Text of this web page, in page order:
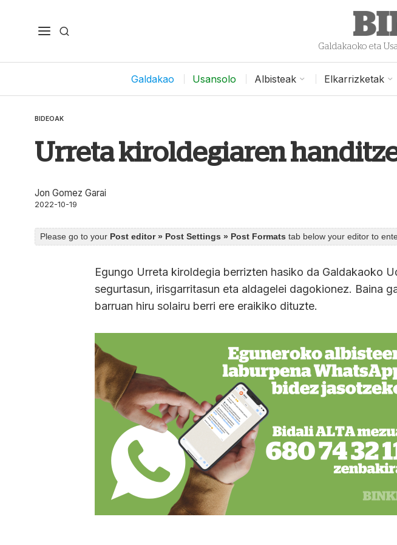
Galdakaoko eta
Galdakao Usansolo Albisteak Elkarrizketak
BIDEOAK
Urreta kiroldegiaren
Jon Gomez Garai
2022-10-19
Please go to your Post editor » Post Settings » Post Formats tab below your editor to
Egungo Urreta kiroldegia berrizten hasiko da Galdakaoko
segurtasun, irisgarritasun eta aldagelei dagokionez. Baina
barruan hiru solairu berri ere eraikiko dituzte.